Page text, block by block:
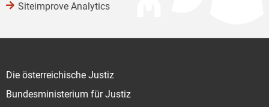
Siteimprove Analytics
Die österreichische Justiz
Bundesministerium für Justiz